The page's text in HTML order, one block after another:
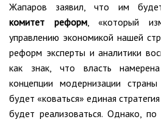
Жапаров заявил, что им
комитет реформ, «который
управлению экономикой нашей
реформ эксперты и аналитики
как знак, что власть
концепции модернизации
будет «коваться» единая
будет реализоваться. Однако,